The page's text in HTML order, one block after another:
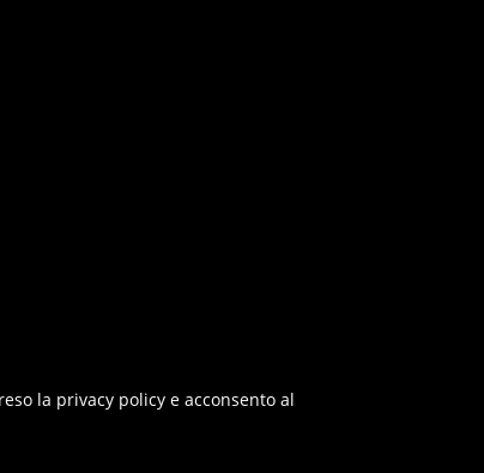
la privacy policy e acconsento al